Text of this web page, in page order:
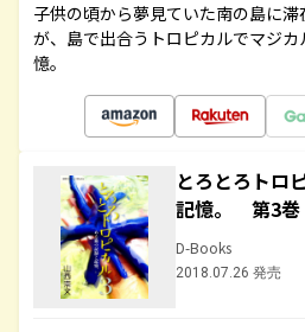
子供の頃から夢見ていた南の島に
が、島で出合うトロピカルでマジ
憶。
とろとろトロ
記憶。 第3巻
D-Books
2018.07.26 発売